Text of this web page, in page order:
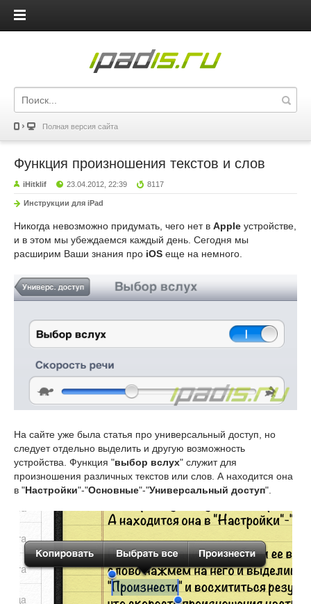
iPadis.ru
Полная версия сайта
Функция произношения текстов и слов
iHitklif 23.04.2012, 22:39 8117
Инструкции для iPad
Никогда невозможно придумать, чего нет в Apple устройстве,
и в этом мы убеждаемся каждый день. Сегодня мы
расширим Ваши знания про iOS еще на немного.
На сайте уже была статья про универсальный доступ, но
следует отдельно выделить и другую возможность
устройства. Функция "выбор вслух" служит для
произношения различных текстов или слов. А находится она
в "Настройки"-"Основные"-"Универсальный доступ".